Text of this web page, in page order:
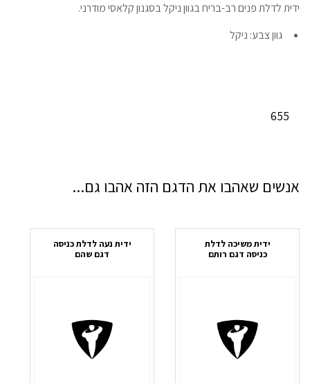
ידית לדלת פנים רב-בריח בגוון ניקל בסגנון קלאסי מודרני.
גוון צבע: ניקל
655
אנשים שאהבו את הדגם הזה אהבו גם...
ידית משיכה לדלת
כניסה דגם רותם
ידית נעה לדלת כניסה
דגם שהם